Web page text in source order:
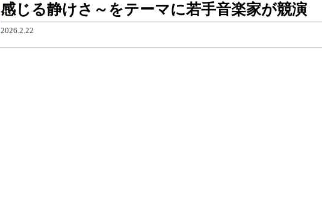
感じる静けさ～をテーマに若手音楽家が競演
2026.2.22